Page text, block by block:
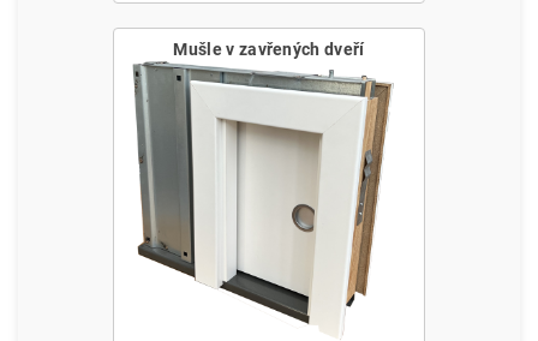
Mušle v zavřených dveří